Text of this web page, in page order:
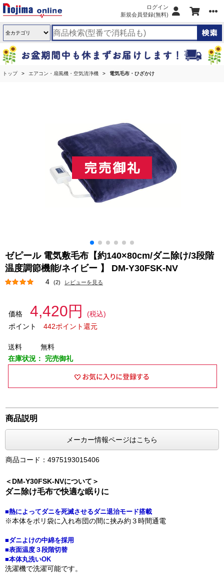
ログイン
新規会員登録(無料)
トップ エアコン・扇風機・空気清浄機 電気毛布・ひざかけ
ゼピール 電気敷毛布【約140×80cm/ダニ除け/3段階
温度調節機能/ネイビー 】 DM-Y30FSK-NV
4 (2) レビューを見る
価格 4,420円
(税込)
ポイント
442ポイント還元
送料
無料
在庫状況： 完売御礼
商品説明
メーカー情報ページはこちら
商品コード：4975193015406
＜DM-Y30FSK-NVについて＞
ダニ除け毛布で快適な眠りに
■熱によってダニを死滅させるダニ退治モード搭載
※本体をポリ袋に入れ布団の間に挟み約３時間通電
■ダニよけの中綿を採用
■表面温度３段階切替
■本体丸洗いOK
洗濯機で洗濯可能です。